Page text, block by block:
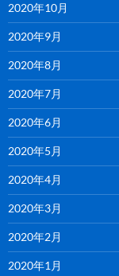
2020年10月
2020年9月
2020年8月
2020年7月
2020年6月
2020年5月
2020年4月
2020年3月
2020年2月
2020年1月